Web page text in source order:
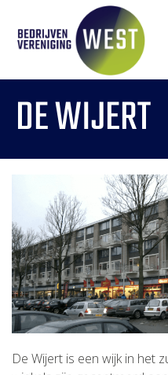
DE WIJERT
De Wijert is een wijk in het